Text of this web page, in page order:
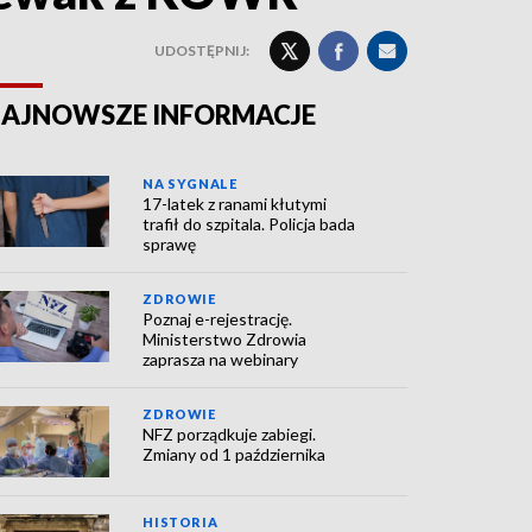
UDOSTĘPNIJ:
INFORMACJE
NA SYGNALE
17-latek z ranami kłutymi
trafił do szpitala. Policja bada
sprawę
ZDROWIE
Poznaj e-rejestrację.
Ministerstwo Zdrowia
zaprasza na webinary
ZDROWIE
NFZ porządkuje zabiegi.
Zmiany od 1 października
HISTORIA